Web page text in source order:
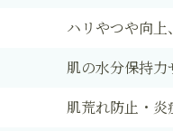
ハリやつや向上
肌の水分保持力
肌荒れ防止・炎